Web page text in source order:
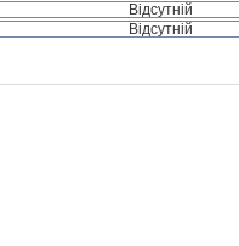
Відсутній
Відсутній